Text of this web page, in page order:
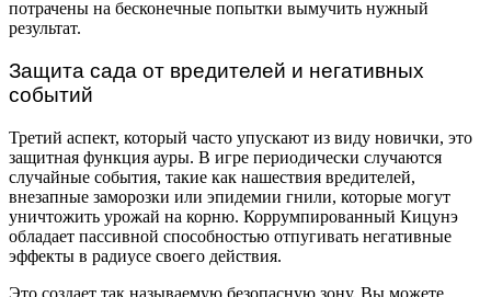
потрачены на бесконечные попытки вымучить нужный
результат.
Защита сада от вредителей и негативных
событий
Третий аспект, который часто упускают из виду новички, это
защитная функция ауры. В игре периодически случаются
случайные события, такие как нашествия вредителей,
внезапные заморозки или эпидемии гнили, которые могут
уничтожить урожай на корню. Коррумпированный Кицунэ
обладает пассивной способностью отпугивать негативные
эффекты в радиусе своего действия.
Это создает так называемую безопасную зону. Вы можете